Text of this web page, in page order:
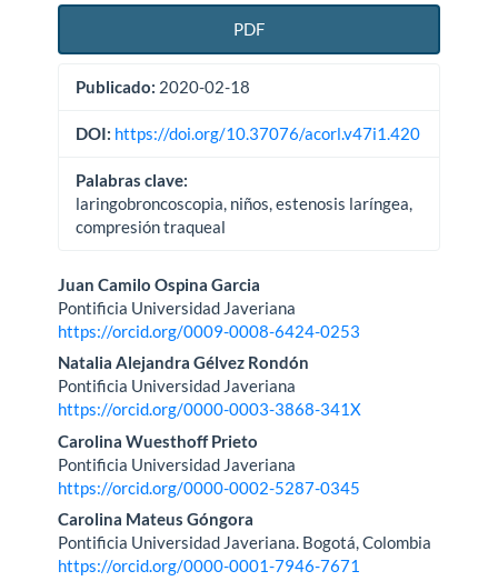
PDF
Publicado: 2020-02-18
DOI: https://doi.org/10.37076/acorl.v47i1.420
Palabras clave:
laringobroncoscopia, niños, estenosis laríngea,
compresión traqueal
Contenido
principal
del
artículo
Juan Camilo Ospina Garcia
Pontificia Universidad Javeriana
https://orcid.org/0009-0008-6424-0253
Natalia Alejandra Gélvez Rondón
Pontificia Universidad Javeriana
https://orcid.org/0000-0003-3868-341X
Carolina Wuesthoff Prieto
Pontificia Universidad Javeriana
https://orcid.org/0000-0002-5287-0345
Carolina Mateus Góngora
Pontificia Universidad Javeriana. Bogotá, Colombia
https://orcid.org/0000-0001-7946-7671